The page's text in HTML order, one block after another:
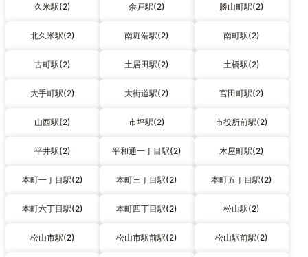
久米駅(2) 余戸駅(2) 勝山町駅(2)
北久米駅(2) 南堀端駅(2) 南町駅(2)
古町駅(2) 土居田駅(2) 土橋駅(2)
大手町駅(2) 大街道駅(2) 宮田町駅(2)
山西駅(2) 市坪駅(2) 市役所前駅(2)
平井駅(2) 平和通一丁目駅(2) 木屋町駅(2)
本町一丁目駅(2) 本町三丁目駅(2) 本町五丁目駅(2)
本町六丁目駅(2) 本町四丁目駅(2) 松山駅(2)
松山市駅(2) 松山市駅前駅(2) 松山駅前駅(2)